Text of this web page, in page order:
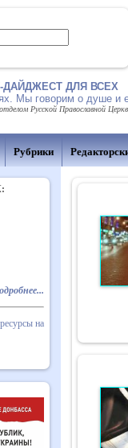
ДЛЯ ВСЕХ
Мы говорим о душе и
Русской Православной
Рубрики
на